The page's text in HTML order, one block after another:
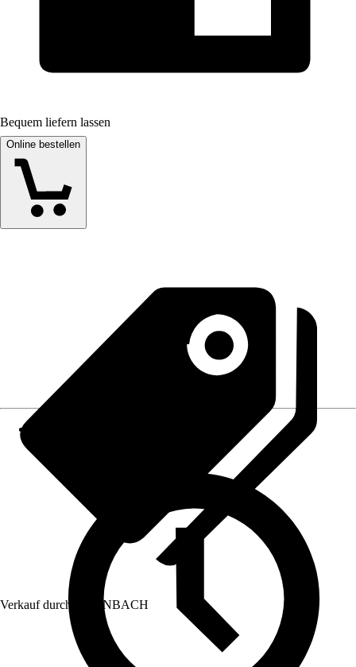
Bequem liefern lassen
Online bestellen
Verkauf durch: HORNBACH